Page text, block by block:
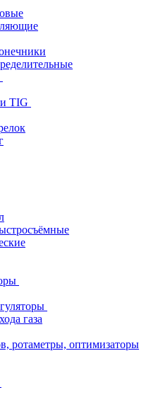
TIG
газа
ротаметры, оптимизаторы